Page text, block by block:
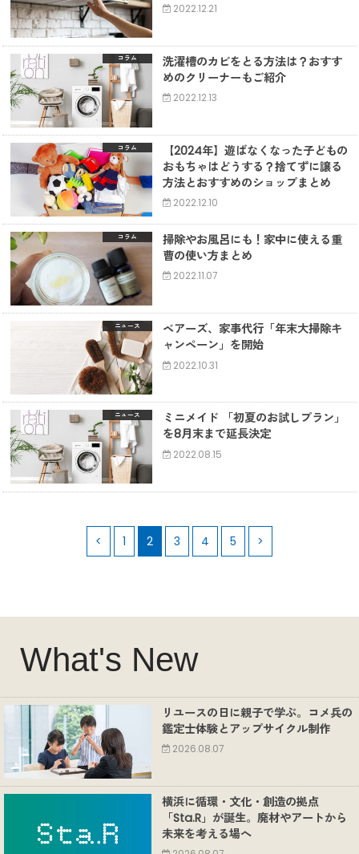
2022.12.21
コラム
洗濯槽のカビをとる方法は？おすす
めのクリーナーもご紹介
2022.12.13
コラム
【2024年】遊ばなくなった子どもの
おもちゃはどうする？捨てずに譲る
方法とおすすめのショップまとめ
2022.12.10
コラム
掃除やお風呂にも！家中に使える重
曹の使い方まとめ
2022.11.07
ニュース
ベアーズ、家事代行「年末大掃除キ
ャンペーン」を開始
2022.10.31
ニュース
ミニメイド 「初夏のお試しプラン」
を8月末まで延長決定
2022.08.15
< 1 2 3 4 5 >
What's New
リユースの日に親子で学ぶ。コメ兵の
鑑定士体験とアップサイクル制作
2026.08.07
横浜に循環・文化・創造の拠点
「Sta.R」が誕生。廃材やアートから
未来を考える場へ